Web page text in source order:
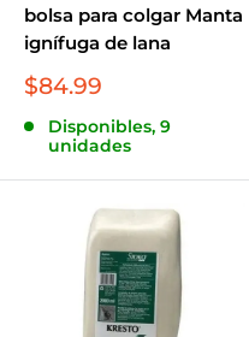
bolsa para colgar Manta
ignífuga de lana
Precio
venta
$84.99
Disponibles, 9
unidades